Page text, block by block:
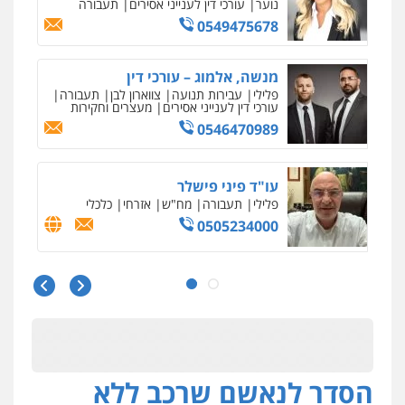
נוער עורכי דין לענייני אסירים תעבורה
0549475678
מנשה, אלמוג – עורכי דין
פלילי עבירות תנועה צווארון לבן תעבורה
עורכי דין לענייני אסירים מעצרים וחקירות
0546470989
עו"ד פיני פישלר
פלילי תעבורה מח"ש אזרחי כלכלי
0505234000
עו"ד עלי סעדי
ליווי וייצוג בחקירות
מצגר ושות', חברת עורכי דין
הסדר לנאשם שרכב ללא